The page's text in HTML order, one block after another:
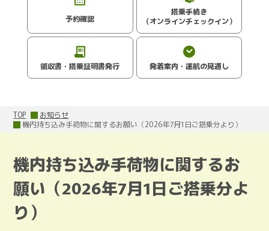
予約確認
搭乗手続き
（オンラインチェックイン）
領収書・搭乗証明書発行 発着案内・運航の見通し
TOP
お知らせ
機内持ち込み手荷物に関するお願い（2026年7月1日ご搭乗分より）
機内持ち込み手荷物に関するお
願い（2026年7月1日ご搭乗分よ
り）